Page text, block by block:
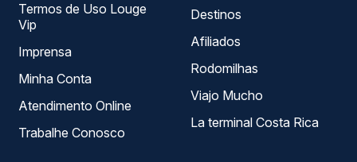
Termos de Uso Louge
Vip
Imprensa
Minha Conta
Atendimento Online
Trabalhe Conosco
Destinos
Afiliados
Rodomilhas
Viajo Mucho
La terminal Costa Rica